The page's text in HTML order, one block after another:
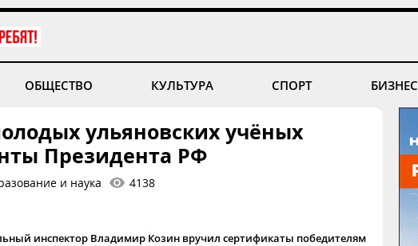
ОБЩЕСТВО КУЛЬТУРА СПОРТ БИЗНЕС
ульяновских учёных
Президента РФ
и наука 4138
инспектор Владимир Козин вручил сертификаты победителям